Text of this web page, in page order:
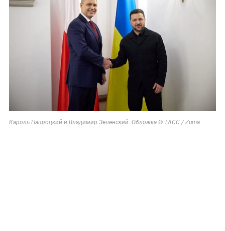
Кароль Навроцкий и Владимир Зеленский. Обложка © ТАСС / Zuma